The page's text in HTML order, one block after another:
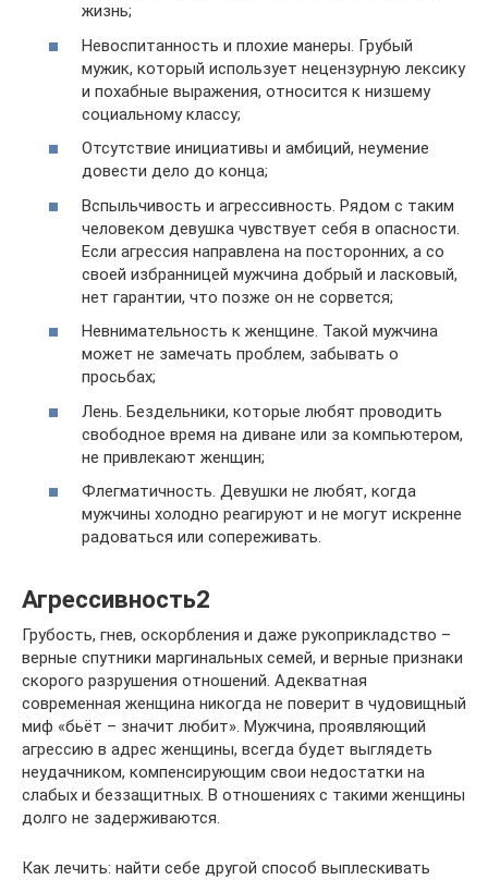
жизнь;
Невоспитанность и плохие манеры. Грубый
мужик, который использует нецензурную лексику
и похабные выражения, относится к низшему
социальному классу;
Отсутствие инициативы и амбиций, неумение
довести дело до конца;
Вспыльчивость и агрессивность. Рядом с таким
человеком девушка чувствует себя в опасности.
Если агрессия направлена на посторонних, а со
своей избранницей мужчина добрый и ласковый,
нет гарантии, что позже он не сорвется;
Невнимательность к женщине. Такой мужчина
может не замечать проблем, забывать о
просьбах;
Лень. Бездельники, которые любят проводить
свободное время на диване или за компьютером,
не привлекают женщин;
Флегматичность. Девушки не любят, когда
мужчины холодно реагируют и не могут искренне
радоваться или сопереживать.
Агрессивность2
Грубость, гнев, оскорбления и даже рукоприкладство –
верные спутники маргинальных семей, и верные признаки
скорого разрушения отношений. Адекватная
современная женщина никогда не поверит в чудовищный
миф «бьёт – значит любит». Мужчина, проявляющий
агрессию в адрес женщины, всегда будет выглядеть
неудачником, компенсирующим свои недостатки на
слабых и беззащитных. В отношениях с такими женщины
долго не задерживаются.
Как лечить: найти себе другой способ выплескивать